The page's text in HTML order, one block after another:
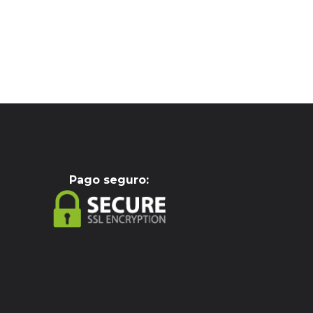
Pago seguro: